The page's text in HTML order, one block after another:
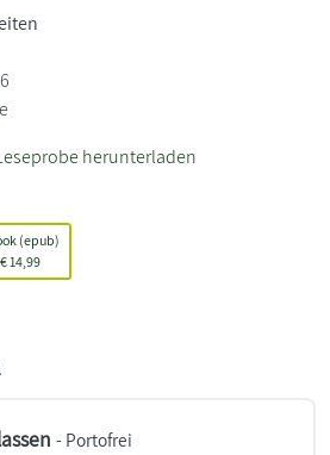
herunterladen
(epub)
€14,99
- Portofrei